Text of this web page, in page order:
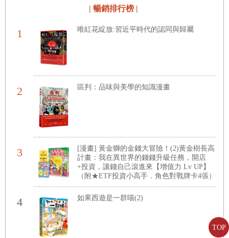
TOP
| 暢銷排行榜 |
1 唯紅花綻放:習近平時代的認同與歸屬
2 區判：品味與美學的知識漫畫
3
[漫畫] 黃金獅的金錢大冒險！(2)黃金樹長高
計畫：我在異世界的錢錢升級任務，開店
+投資，讓錢自己滾進來【增值力 Lv UP】
（附★ETF投資小高手．角色對戰牌卡4張）
4 如果西遊是一群喵(2)